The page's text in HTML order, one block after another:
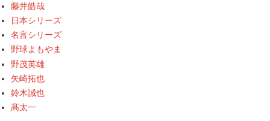
藤井皓哉
日本シリーズ
名言シリーズ
野球よもやま
野茂英雄
矢崎拓也
鈴木誠也
髙太一